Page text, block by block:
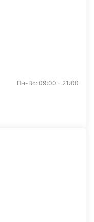
Пн-Вс: 09:00 - 21:00